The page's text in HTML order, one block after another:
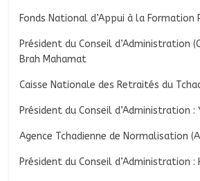
Fonds National d’Appui à la
Président du Conseil d’Administration
Brah Mahamat
Caisse Nationale des Retraités du
Président du Conseil d’Administration
Agence Tchadienne de Normalisation
Président du Conseil d’Administration :